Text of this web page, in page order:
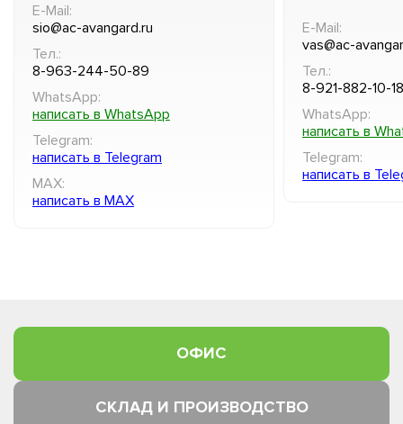
E-Mail:
sio@ac-avangard.ru
Тел.:
8-963-244-50-89
WhatsApp:
написать в WhatsApp
Telegram:
написать в Telegram
MAX:
написать в MAX
E-Mail:
vas@ac-
Тел.:
8-921-882-10-18
WhatsApp:
написать в
Telegram:
написать в
ОФИС
СКЛАД И ПРОИЗВОДСТВО